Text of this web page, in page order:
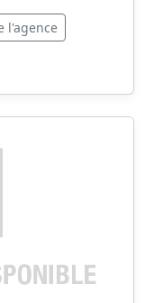
l'agence